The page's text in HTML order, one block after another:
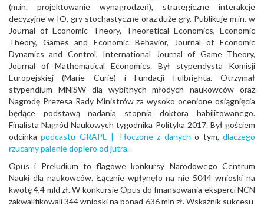
(m.in. projektowanie wynagrodzeń), strategiczne interakcje
decyzyjne w IO, gry stochastyczne oraz duże gry. Publikuje m.in. w
Journal of Economic Theory, Theoretical Economics, Economic
Theory, Games and Economic Behavior, Journal of Economic
Dynamics and Control, International Journal of Game Theory,
Journal of Mathematical Economics. Był stypendysta Komisji
Europejskiej (Marie Curie) i Fundacji Fulbrighta. Otrzymał
stypendium MNiSW dla wybitnych młodych naukowców oraz
Nagrodę Prezesa Rady Ministrów za wysoko ocenione osiągnięcia
będące podstawą nadania stopnia doktora habilitowanego.
Finalista Nagród Naukowych tygodnika Polityka 2017. Był gościem
odcinkapodcastu GRAPE | Tłoczone z danych o tym,dlaczego
rzucamy palenie dopiero od jutra.
Opus i Preludium to flagowe konkursy Narodowego Centrum
Nauki dla naukowców. Łącznie wpłynęło na nie 5044 wnioski na
kwotę 4,4 mld zł. W konkursie Opus do finansowania eksperci NCN
zakwalifikowali 344 wnioski na ponad 636 mln zł. Wskaźnik sukcesu